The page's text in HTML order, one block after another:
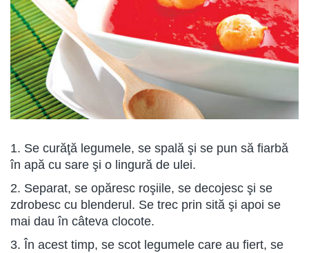
1. Se curăţă legumele, se spală şi se pun să fiarbă
în apă cu sare şi o lingură de ulei.
2. Separat, se opăresc roşiile, se decojesc şi se
zdrobesc cu blenderul. Se trec prin sită şi apoi se
mai dau în câteva clocote.
3. În acest timp, se scot legumele care au fiert, se